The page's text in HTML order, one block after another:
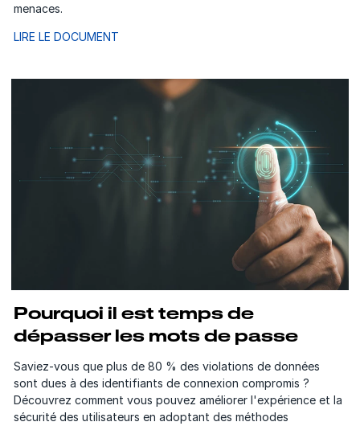
menaces.
LIRE LE DOCUMENT
Pourquoi il est temps de
dépasser les mots de passe
Saviez-vous que plus de 80 % des violations de données
sont dues à des identifiants de connexion compromis ?
Découvrez comment vous pouvez améliorer l'expérience et la
sécurité des utilisateurs en adoptant des méthodes